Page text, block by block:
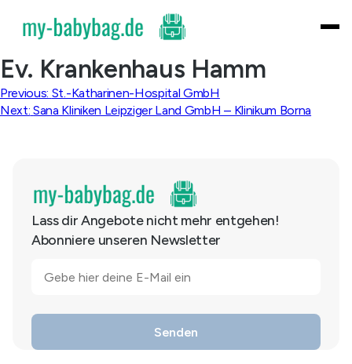
content
Ev. Krankenhaus Hamm
Beitragsnavigation
Previous: St.-Katharinen-Hospital GmbH
Next: Sana Kliniken Leipziger Land GmbH – Klinikum Borna
Lass dir Angebote nicht mehr entgehen!
Abonniere unseren Newsletter